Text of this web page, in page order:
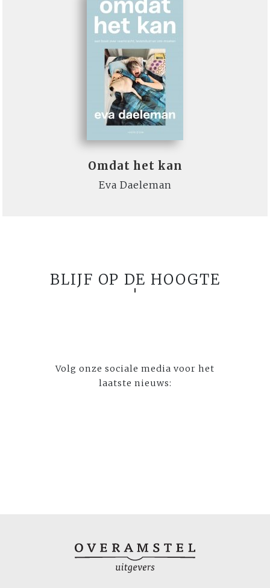
Omdat het kan
Eva Daeleman
BLIJF OP DE HOOGTE
Volg onze sociale media voor het
laatste nieuws: